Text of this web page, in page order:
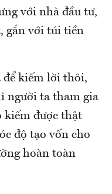
với nhà đầu tư,
gắn với túi tiền
để kiếm lời thôi,
người ta tham gia
kiếm được thật
độ tạo vốn cho
hoàn toàn